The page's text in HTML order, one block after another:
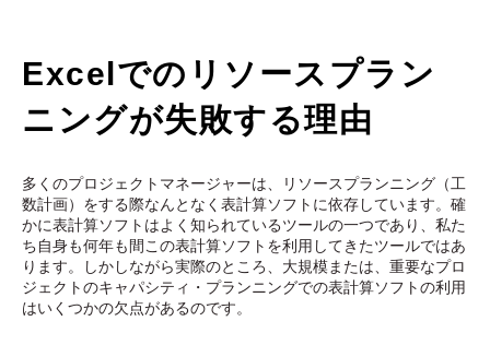
Excelでのリソースプラン
ニングが失敗する理由
多くのプロジェクトマネージャーは、リソースプランニング（工
数計画）をする際なんとなく表計算ソフトに依存しています。確
かに表計算ソフトはよく知られているツールの一つであり、私た
ち自身も何年も間この表計算ソフトを利用してきたツールではあ
ります。しかしながら実際のところ、大規模または、重要なプロ
ジェクトのキャパシティ・プランニングでの表計算ソフトの利用
はいくつかの欠点があるのです。